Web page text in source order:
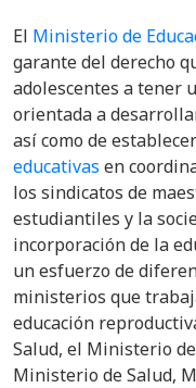
El Ministerio de
garante del derecho
adolescentes a tener
orientada a
así como de
educativas en
los sindicatos de
estudiantiles y la
incorporación de la
un esfuerzo de
ministerios que
educación
Salud, el Ministerio
Ministerio de Salud,